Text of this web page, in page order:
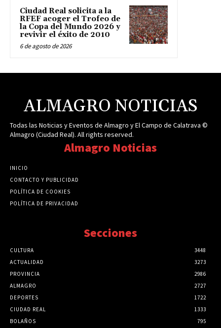
Ciudad Real solicita a la
RFEF acoger el Trofeo de
la Copa del Mundo 2026 y
revivir el éxito de 2010
6 de agosto de 2026
ALMAGRO NOTICIAS
Todas las Noticias y Eventos de Almagro y El Campo de Calatrava ©
Almagro (Ciudad Real). All rights reserved.
Almagro Noticias
INICIO
CONTACTO Y PUBLICIDAD
POLÍTICA DE COOKIES
POLÍTICA DE PRIVACIDAD
Secciones
CULTURA
3448
ACTUALIDAD
3273
PROVINCIA
2986
ALMAGRO
2727
DEPORTES
1722
CIUDAD REAL
1333
BOLAÑOS
795